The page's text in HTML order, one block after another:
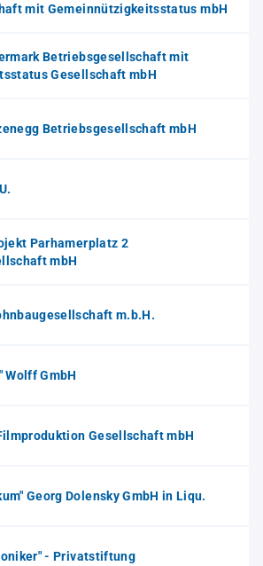
mit Gemeinnützigkeitsstatus mbH
Betriebsgesellschaft mit
Gesellschaft mbH
Betriebsgesellschaft mbH
Parhamerplatz 2
mbH
m.b.H.
Wolff GmbH
Gesellschaft mbH
Georg Dolensky GmbH in Liqu.
- Privatstiftung